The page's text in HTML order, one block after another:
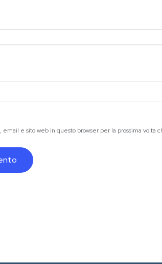
email e sito web in questo browser per la prossima volta